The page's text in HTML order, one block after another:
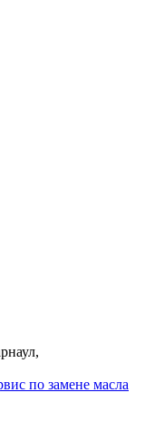
по замене масла